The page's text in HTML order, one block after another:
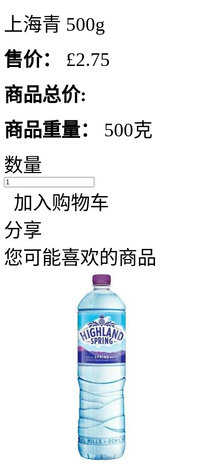
上海青 500g
售价：
£2.75
商品总价:
商品重量：
500克
数量
加入购物车
分享
您可能喜欢的商品